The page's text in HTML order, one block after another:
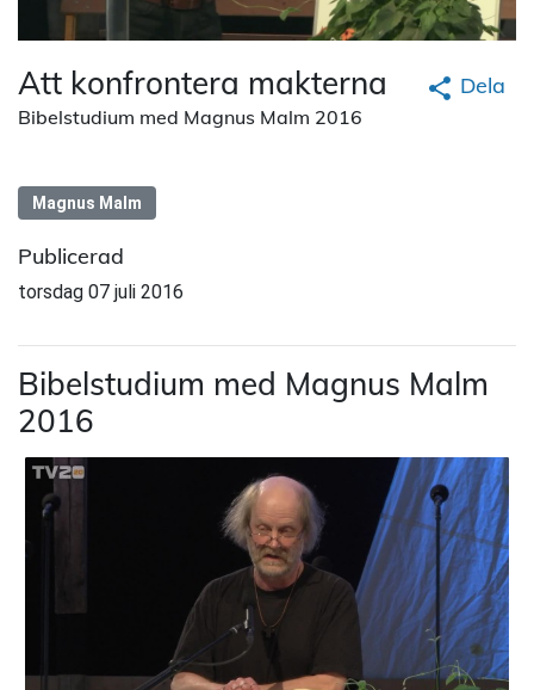
Dela
Att konfrontera makterna
Bibelstudium med Magnus Malm 2016
Magnus Malm
Publicerad
torsdag 07 juli 2016
Bibelstudium med Magnus Malm
2016